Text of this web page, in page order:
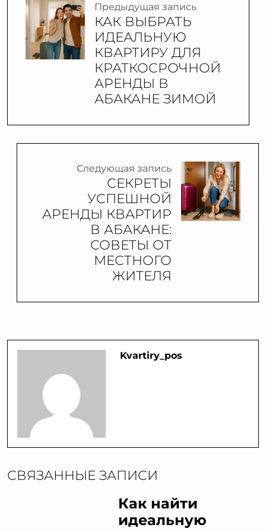
Предыдущая запись
КАК ВЫБРАТЬ
ИДЕАЛЬНУЮ
КВАРТИРУ ДЛЯ
КРАТКОСРОЧНОЙ
АРЕНДЫ В
АБАКАНЕ ЗИМОЙ
Следующая запись
СЕКРЕТЫ
УСПЕШНОЙ
АРЕНДЫ КВАРТИР
В АБАКАНЕ:
СОВЕТЫ ОТ
МЕСТНОГО
ЖИТЕЛЯ
Kvartiry_pos
СВЯЗАННЫЕ ЗАПИСИ
Как найти
идеальную